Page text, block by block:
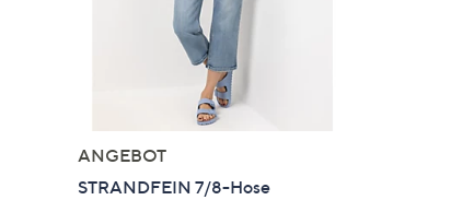
ANGEBOT
STRANDFEIN 7/8-Hose